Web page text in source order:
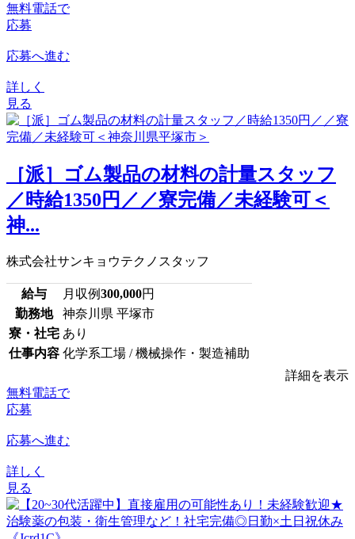
無料電話で
応募
応募へ進む
詳しく
見る
［派］ゴム製品の材料の計量スタッフ
／時給1350円／／寮完備／未経験可＜
神...
株式会社サンキョウテクノスタッフ
給与 月収例300,000円
勤務地
神奈川県 平塚市
寮・社宅 あり
仕事内容 化学系工場 / 機械操作・製造補助
詳細を表示
無料電話で
応募
応募へ進む
詳しく
見る